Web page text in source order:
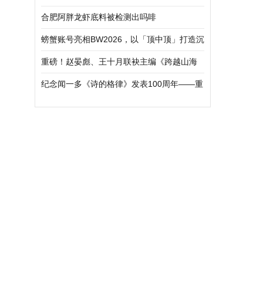
合肥阿胖龙虾底料被检测出吗啡
螃蟹账号亮相BW2026，以「顶中顶」打造沉
浸式玩家互动体验
重磅！赵晏彪、王十月联袂主编《跨越山海
的文化相遇——汉学家眼中的中国》正式出
版发行
纪念闻一多《诗的格律》发表100周年——重
庆市诗词学会格律体新诗研究所举行新诗格